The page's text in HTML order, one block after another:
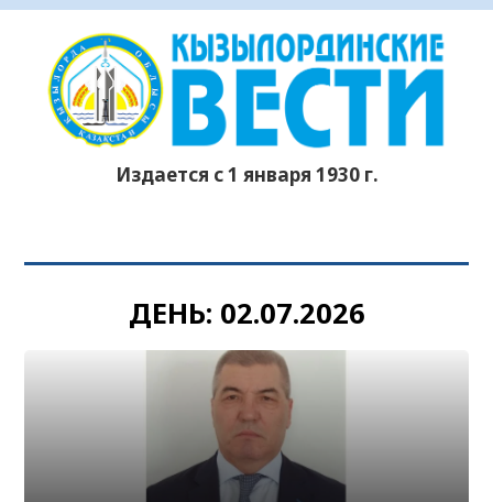
Издается с 1 января 1930 г.
ДЕНЬ: 02.07.2026